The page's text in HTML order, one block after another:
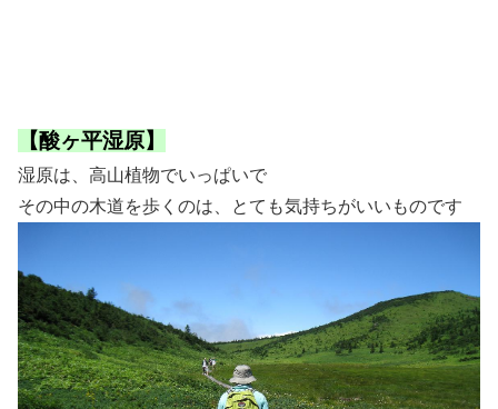
【酸ヶ平湿原】
湿原は、高山植物でいっぱいで
その中の木道を歩くのは、とても気持ちがいいものです